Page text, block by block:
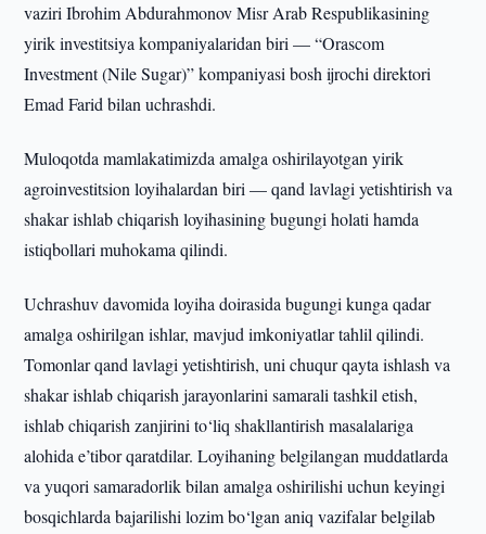
vaziri Ibrohim Abdurahmonov Misr Arab Respublikasining
yirik investitsiya kompaniyalaridan biri — “Orascom
Investment (Nile Sugar)” kompaniyasi bosh ijrochi direktori
Emad Farid bilan uchrashdi.
Muloqotda mamlakatimizda amalga oshirilayotgan yirik
agroinvestitsion loyihalardan biri — qand lavlagi yetishtirish va
shakar ishlab chiqarish loyihasining bugungi holati hamda
istiqbollari muhokama qilindi.
Uchrashuv davomida loyiha doirasida bugungi kunga qadar
amalga oshirilgan ishlar, mavjud imkoniyatlar tahlil qilindi.
Tomonlar qand lavlagi yetishtirish, uni chuqur qayta ishlash va
shakar ishlab chiqarish jarayonlarini samarali tashkil etish,
ishlab chiqarish zanjirini to‘liq shakllantirish masalalariga
alohida e’tibor qaratdilar. Loyihaning belgilangan muddatlarda
va yuqori samaradorlik bilan amalga oshirilishi uchun keyingi
bosqichlarda bajarilishi lozim bo‘lgan aniq vazifalar belgilab